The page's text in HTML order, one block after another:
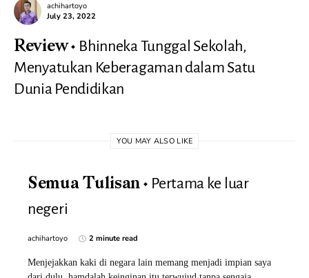
achihartoyo
July 23, 2022
Review
Bhinneka Tunggal Sekolah,
Menyatukan Keberagaman dalam Satu
Dunia Pendidikan
YOU MAY ALSO LIKE
Semua Tulisan
Pertama ke luar
negeri
achihartoyo 2 minute read
Menjejakkan kaki di negara lain memang menjadi impian saya